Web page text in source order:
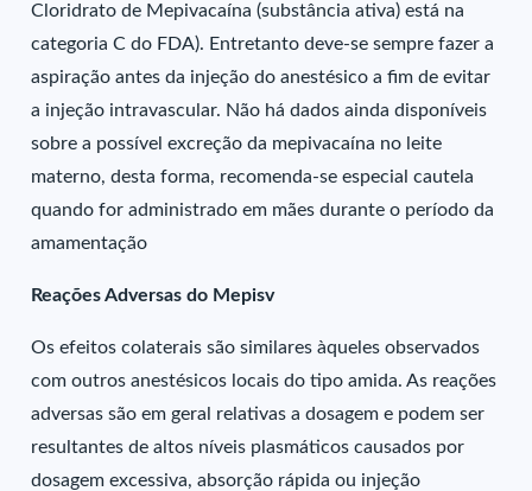
Cloridrato de Mepivacaína (substância ativa) está na
categoria C do FDA). Entretanto deve-se sempre fazer a
aspiração antes da injeção do anestésico a fim de evitar
a injeção intravascular. Não há dados ainda disponíveis
sobre a possível excreção da mepivacaína no leite
materno, desta forma, recomenda-se especial cautela
quando for administrado em mães durante o período da
amamentação
Reações Adversas do Mepisv
Os efeitos colaterais são similares àqueles observados
com outros anestésicos locais do tipo amida. As reações
adversas são em geral relativas a dosagem e podem ser
resultantes de altos níveis plasmáticos causados por
dosagem excessiva, absorção rápida ou injeção